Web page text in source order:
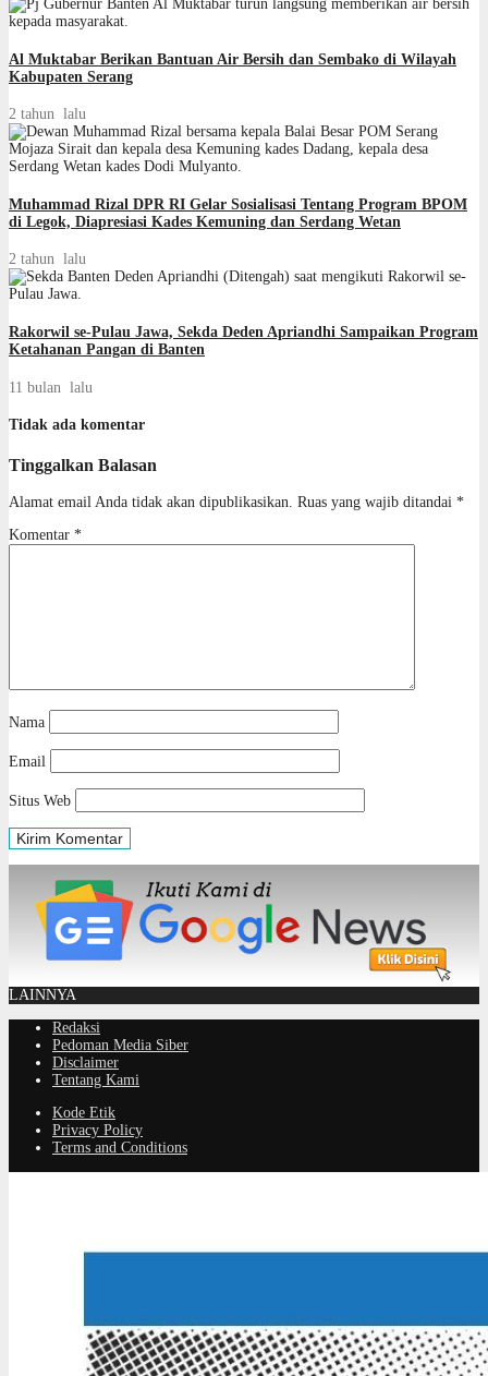
Al Muktabar Berikan Bantuan Air Bersih dan Sembako di Wilayah
Kabupaten Serang
2 tahun lalu
Muhammad Rizal DPR RI Gelar Sosialisasi Tentang Program BPOM
di Legok, Diapresiasi Kades Kemuning dan Serdang Wetan
2 tahun lalu
Rakorwil se-Pulau Jawa, Sekda Deden Apriandhi Sampaikan Program
Ketahanan Pangan di Banten
11 bulan lalu
Tidak ada komentar
Tinggalkan Balasan
Alamat email Anda tidak akan dipublikasikan. Ruas yang wajib ditandai *
Komentar *
Nama
Email
Situs Web
LAINNYA
Redaksi
Pedoman Media Siber
Disclaimer
Tentang Kami
Kode Etik
Privacy Policy
Terms and Conditions